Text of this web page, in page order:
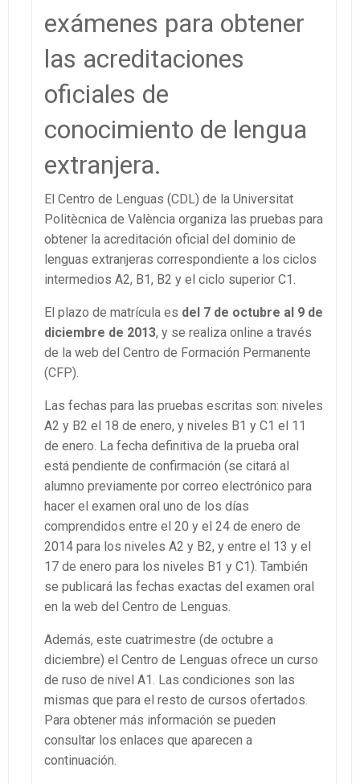
exámenes para obtener
las acreditaciones
oficiales de
conocimiento de lengua
extranjera.
El Centro de Lenguas (CDL) de la Universitat
Politècnica de València organiza las pruebas para
obtener la acreditación oficial del dominio de
lenguas extranjeras correspondiente a los ciclos
intermedios A2, B1, B2 y el ciclo superior C1.
El plazo de matrícula es del 7 de octubre al 9 de
diciembre de 2013, y se realiza online a través
de la web del Centro de Formación Permanente
(CFP).
Las fechas para las pruebas escritas son: niveles
A2 y B2 el 18 de enero, y niveles B1 y C1 el 11
de enero. La fecha definitiva de la prueba oral
está pendiente de confirmación (se citará al
alumno previamente por correo electrónico para
hacer el examen oral uno de los días
comprendidos entre el 20 y el 24 de enero de
2014 para los niveles A2 y B2, y entre el 13 y el
17 de enero para los niveles B1 y C1). También
se publicará las fechas exactas del examen oral
en la web del Centro de Lenguas.
Además, este cuatrimestre (de octubre a
diciembre) el Centro de Lenguas ofrece un curso
de ruso de nivel A1. Las condiciones son las
mismas que para el resto de cursos ofertados.
Para obtener más información se pueden
consultar los enlaces que aparecen a
continuación.